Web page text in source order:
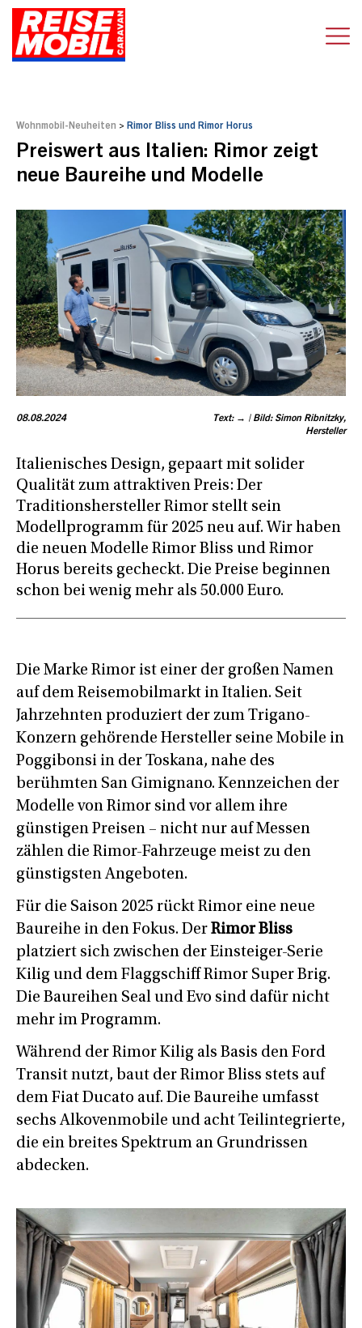
Wohnmobil-Neuheiten > Rimor Bliss und Rimor Horus
Preiswert aus Italien: Rimor zeigt
neue Baureihe und Modelle
08.08.2024
Text: → | Bild: Simon Ribnitzky,
Hersteller
Italienisches Design, gepaart mit solider
Qualität zum attraktiven Preis: Der
Traditionshersteller Rimor stellt sein
Modellprogramm für 2025 neu auf. Wir haben
die neuen Modelle Rimor Bliss und Rimor
Horus bereits gecheckt. Die Preise beginnen
schon bei wenig mehr als 50.000 Euro.
Die Marke Rimor ist einer der großen Namen
auf dem Reisemobilmarkt in Italien. Seit
Jahrzehnten produziert der zum Trigano-
Konzern gehörende Hersteller seine Mobile in
Poggibonsi in der Toskana, nahe des
berühmten San Gimignano. Kennzeichen der
Modelle von Rimor sind vor allem ihre
günstigen Preisen – nicht nur auf Messen
zählen die Rimor-Fahrzeuge meist zu den
günstigsten Angeboten.
Für die Saison 2025 rückt Rimor eine neue
Baureihe in den Fokus. Der Rimor Bliss
platziert sich zwischen der Einsteiger-Serie
Kilig und dem Flaggschiff Rimor Super Brig.
Die Baureihen Seal und Evo sind dafür nicht
mehr im Programm.
Während der Rimor Kilig als Basis den Ford
Transit nutzt, baut der Rimor Bliss stets auf
dem Fiat Ducato auf. Die Baureihe umfasst
sechs Alkovenmobile und acht Teilintegrierte,
die ein breites Spektrum an Grundrissen
abdecken.